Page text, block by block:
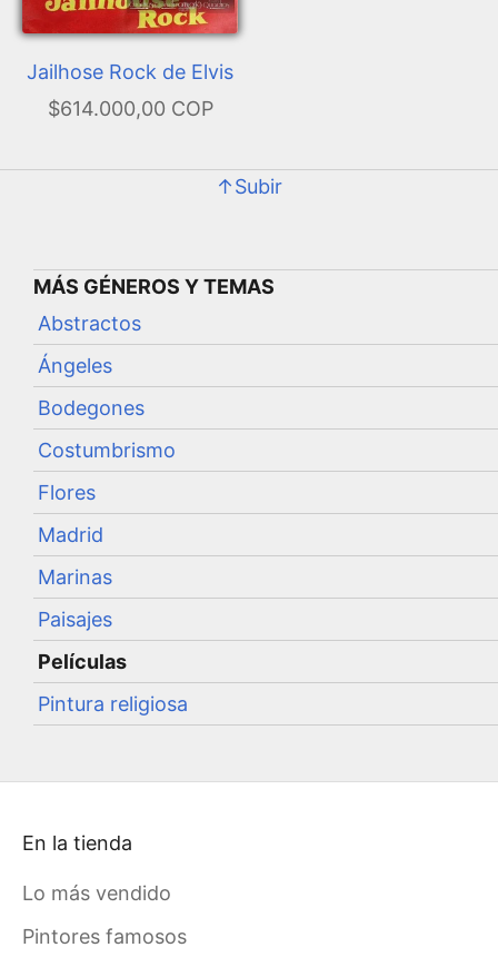
MÁS GÉNEROS Y TEMAS
Abstractos
Ángeles
Bodegones
Costumbrismo
Flores
Madrid
Marinas
Paisajes
Películas
Pintura religiosa
Jailhose Rock de Elvis
$614.000,00 COP
↑Subir
En la tienda
Lo más vendido
Pintores famosos